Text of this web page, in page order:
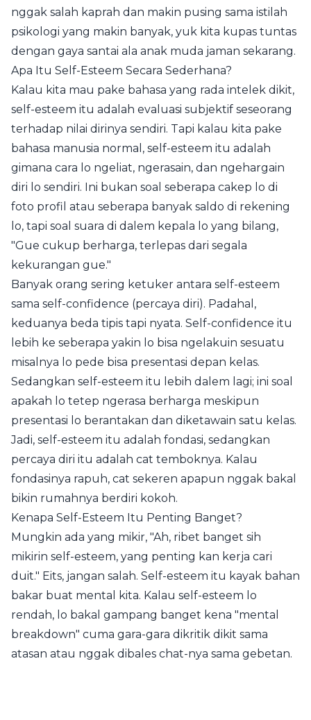
nggak salah kaprah dan makin pusing sama istilah
psikologi yang makin banyak, yuk kita kupas tuntas
dengan gaya santai ala anak muda jaman sekarang.
Apa Itu Self-Esteem Secara Sederhana?
Kalau kita mau pake bahasa yang rada intelek dikit,
self-esteem itu adalah evaluasi subjektif seseorang
terhadap nilai dirinya sendiri. Tapi kalau kita pake
bahasa manusia normal, self-esteem itu adalah
gimana cara lo ngeliat, ngerasain, dan ngehargain
diri lo sendiri. Ini bukan soal seberapa cakep lo di
foto profil atau seberapa banyak saldo di rekening
lo, tapi soal suara di dalem kepala lo yang bilang,
"Gue cukup berharga, terlepas dari segala
kekurangan gue."
Banyak orang sering ketuker antara self-esteem
sama self-confidence (percaya diri). Padahal,
keduanya beda tipis tapi nyata. Self-confidence itu
lebih ke seberapa yakin lo bisa ngelakuin sesuatu
misalnya lo pede bisa presentasi depan kelas.
Sedangkan self-esteem itu lebih dalem lagi; ini soal
apakah lo tetep ngerasa berharga meskipun
presentasi lo berantakan dan diketawain satu kelas.
Jadi, self-esteem itu adalah fondasi, sedangkan
percaya diri itu adalah cat temboknya. Kalau
fondasinya rapuh, cat sekeren apapun nggak bakal
bikin rumahnya berdiri kokoh.
Kenapa Self-Esteem Itu Penting Banget?
Mungkin ada yang mikir, "Ah, ribet banget sih
mikirin self-esteem, yang penting kan kerja cari
duit." Eits, jangan salah. Self-esteem itu kayak bahan
bakar buat mental kita. Kalau self-esteem lo
rendah, lo bakal gampang banget kena "mental
breakdown" cuma gara-gara dikritik dikit sama
atasan atau nggak dibales chat-nya sama gebetan.